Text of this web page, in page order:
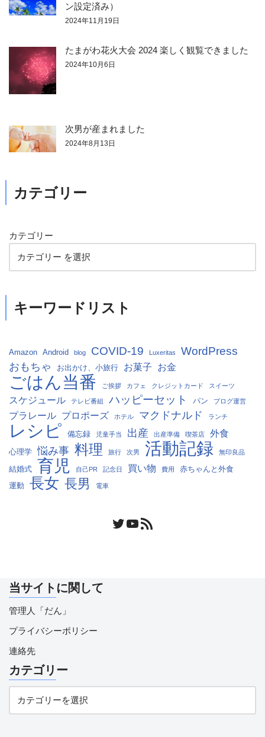
ン設定済み）
2024年11月19日
たまがわ花火大会 2024 楽しく観覧できました
2024年10月6日
次男が産まれました
2024年8月13日
カテゴリー
カテゴリー
キーワードリスト
Amazon Android blog COVID-19 Luxeritas WordPress
おもちゃ お出かけ、小旅行 お菓子 お金
ごはん当番 ご挨拶 カフェ クレジットカード スイーツ
スケジュール テレビ番組 ハッピーセット パン ブログ運営
プラレール プロポーズ ホテル マクドナルド ランチ
レシピ 備忘録 児童手当 出産 出産準備 喫茶店 外食
心理学 悩み事 料理 旅行 次男 活動記録 無印良品
結婚式 育児 自己PR 記念日 買い物 費用
赤ちゃんと外食
運動
長女 長男 電車
当サイトに関して
管理人「だん」
プライバシーポリシー
連絡先
カテゴリー